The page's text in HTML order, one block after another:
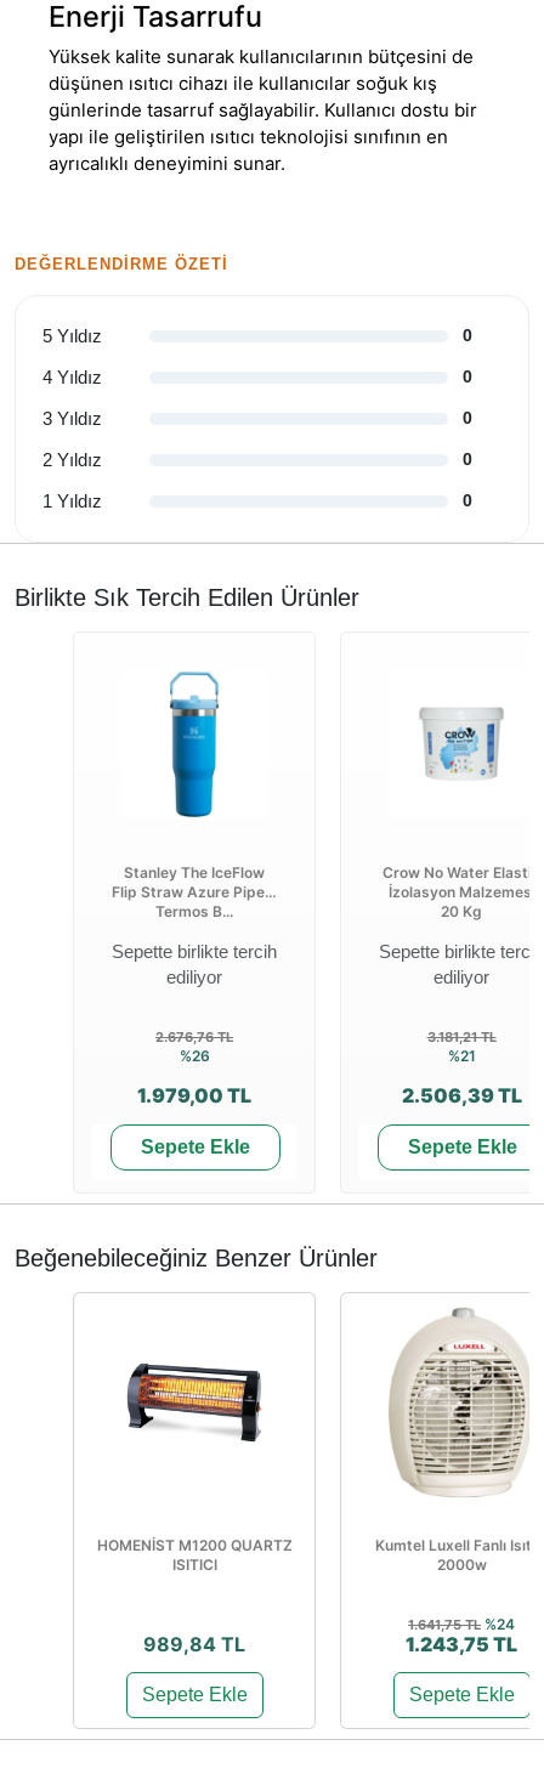
Enerji Tasarrufu
Yüksek kalite sunarak kullanıcılarının bütçesini de
düşünen ısıtıcı cihazı ile kullanıcılar soğuk kış
günlerinde tasarruf sağlayabilir. Kullanıcı dostu bir
yapı ile geliştirilen ısıtıcı teknolojisi sınıfının en
ayrıcalıklı deneyimini sunar.
DEĞERLENDIRME ÖZETI
5 Yıldız 0
4 Yıldız 0
3 Yıldız 0
2 Yıldız 0
1 Yıldız 0
Birlikte Sık Tercih Edilen Ürünler
Stanley The IceFlow
Flip Straw Azure Pipetli
Termos B...
Sepette birlikte tercih
ediliyor
2.676,76 TL
%26
1.979,00 TL
Sepete Ekle
Crow No Water Elastik
İzolasyon Malzemesi
20 Kg
Sepette birlikte tercih
ediliyor
3.181,21 TL
%21
2.506,39 TL
Sepete Ekle
Beğenebileceğiniz Benzer Ürünler
HOMENİST M1200 QUARTZ
ISITICI
989,84 TL
Sepete Ekle
Kumtel Luxell Fanlı
2000w
1.641,75 TL %24
1.243,75 TL
Sepete Ekle